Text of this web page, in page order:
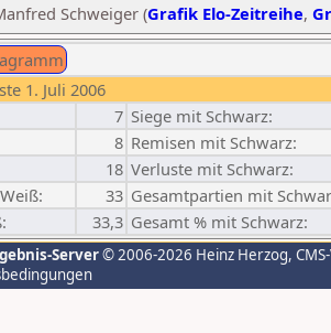
Schweiger (Grafik Elo-Zeitreihe,
1. Juli 2006
7 Siege mit Schwarz:
8 Remisen mit Schwarz:
18 Verluste mit Schwarz:
33 Gesamtpartien mit
33,3 Gesamt % mit Schwarz:
Server© 2006-2026 Heinz Herzog,